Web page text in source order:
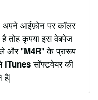
अपने आईफ़ोन पर कॉलर
तोह कृपया इस वेबपेज
और "M4R" के प्रारूप
iTunesसॉफ्टवेयर की
है|